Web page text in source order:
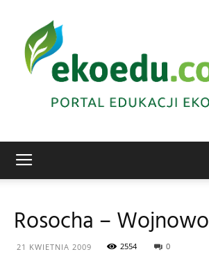
Rosocha – Wojnowo
21 KWIETNIA 2009 2554 0